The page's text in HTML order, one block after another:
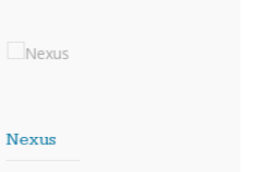
Nexus